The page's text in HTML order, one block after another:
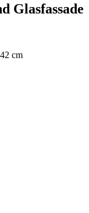
Glasfassade